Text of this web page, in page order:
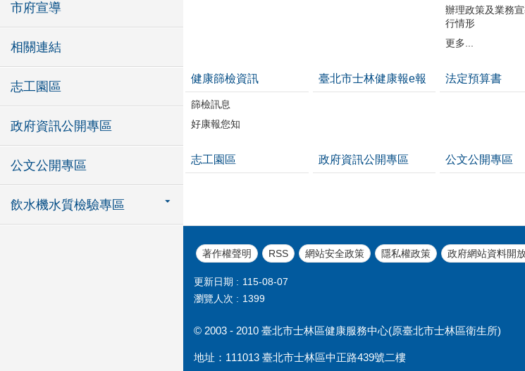
市府宣導
相關連結
志工園區
政府資訊公開專區
公文公開專區
飲水機水質檢驗專區
辦理政策及業務
行情形
更多...
健康篩檢資訊
篩檢訊息
好康報您知
臺北市士林健康報e報 法定預算書
志工園區 政府資訊公開專區 公文公開專區
著作權聲明 RSS 網站安全政策 隱私權政策 政府網站資料開
更新日期
115-08-07
瀏覽人次
1399
© 2003 - 2010 臺北市士林區健康服務中心(原臺北市士林區衛生所)
地址：111013 臺北市士林區中正路439號二樓